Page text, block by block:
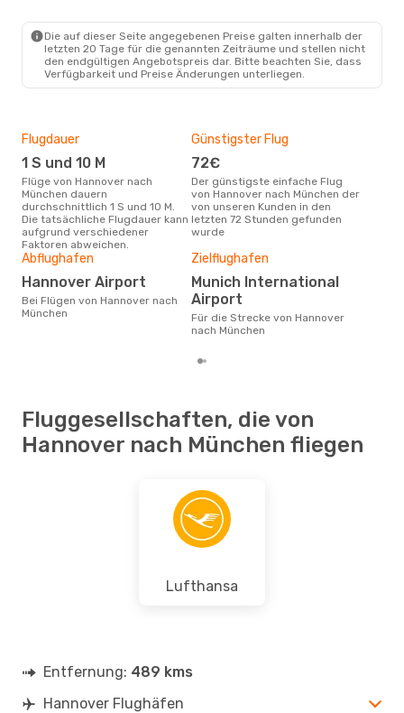
Die auf dieser Seite angegebenen Preise galten innerhalb der
letzten 20 Tage für die genannten Zeiträume und stellen nicht
den endgültigen Angebotspreis dar. Bitte beachten Sie, dass
Verfügbarkeit und Preise Änderungen unterliegen.
Flugdauer
1 S und 10 M
Flüge von Hannover nach
München dauern
durchschnittlich 1 S und 10 M.
Die tatsächliche Flugdauer kann
aufgrund verschiedener
Faktoren abweichen.
Günstigster Flug
72€
Der günstigste einfache Flug
von Hannover nach München der
von unseren Kunden in den
letzten 72 Stunden gefunden
wurde
Abflughafen
Hannover Airport
Bei Flügen von Hannover nach
München
Zielflughafen
Munich International
Airport
Für die Strecke von Hannover
nach München
Fluggesellschaften, die von
Hannover nach München fliegen
Lufthansa
Entfernung: 489 kms
Hannover Flughäfen